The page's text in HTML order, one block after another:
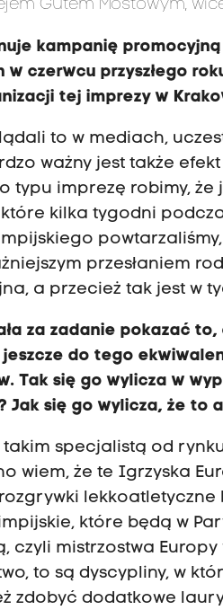
Gutem Mostowym,
kampanię
w czerwcu przyszłego
tej imprezy w
to w mediach,
ważny jest także
typu imprezę robimy,
które kilka tygodni
przesłaniem
a przecież tak jest w
za zadanie pokazać
do tego
Tak się go wylicza w
Jak się go wylicza, że to
takim specjalistą od
wiem, że te Igrzyska
lekkoatletyczne
które będą w
czyli mistrzostwa
to są dyscypliny, w
zdobyć dodatkowe